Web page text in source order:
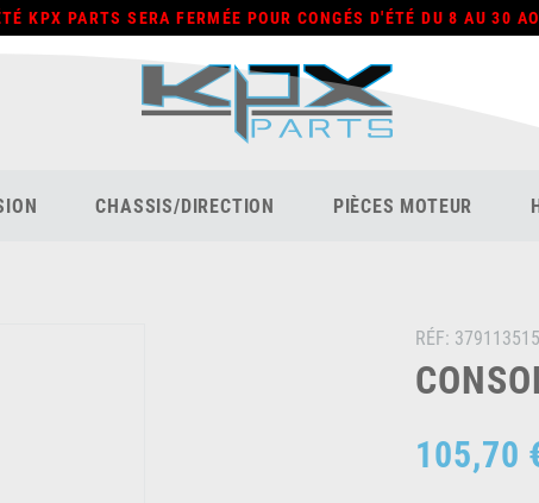
KPX PARTS SERA FERMÉE POUR CONGÉS D'ÉTÉ DU 8 AU 30
CHASSIS/DIRECTION PIÈCES MOTEUR
RÉF:
105,70